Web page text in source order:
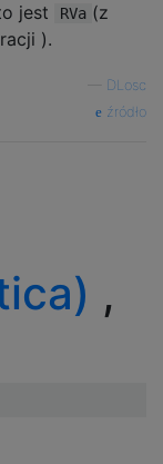
jest
RVa (z
).
DLosc
źródło
,